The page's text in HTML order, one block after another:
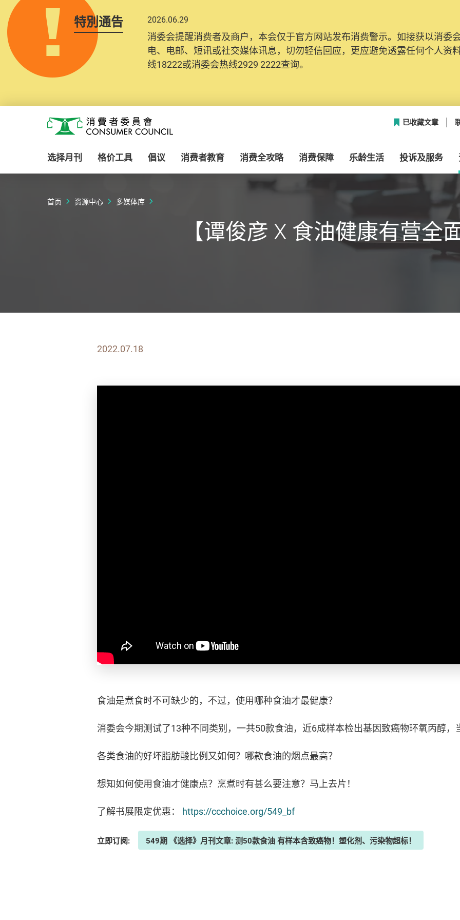
特別通告 2026.06.29
消委会提醒消费者及商户，本会仅于官方网站发布消费警示。如接获以消委
电、电邮、短讯或社交媒体讯息，切勿轻信回应，更应避免透露任何个人资
线18222或消委会热线2929 2222查询。
消费者委员会
已收藏文章
选择月刊 格价工具 倡议 消费者教育 消费全攻略 消费保障 乐龄生活 投诉及服务
首页 资源中心 多媒体库
【谭俊彦 X 食油健康有营全
2022.07.18
食油是煮食时不可缺少的，不过，使用哪种食油才最健康？
消委会今期测试了13种不同类别，一共50款食油，近6成样本检出基因致癌物环氧丙醇
各类食油的好坏脂肪酸比例又如何？哪款食油的烟点最高？
想知如何使用食油才健康点？烹煮时有甚么要注意？马上去片！
了解书展限定优惠： https://ccchoice.org/549_bf
立即订阅: 549期 《选择》月刊文章: 测50款食油 有样本含致癌物！塑化剂、污染物超标！